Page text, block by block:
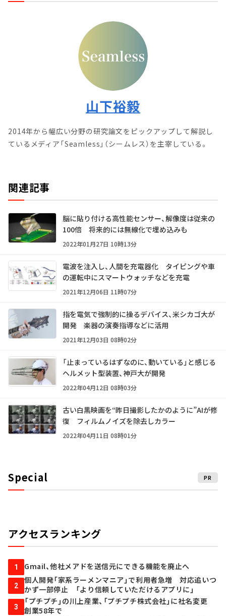
山下裕毅
2014年から幅広い分野の研究論文をピックアップして解説し
ているメディア「Seamless」（シームレス）を主宰している。
関連記事
脳に貼り付ける高性能センサー、解像度は従来の
100倍 将来的には無線化で埋め込みも
2022年01月27日 10時13分
電波を注入し、人間を充電器化 タイピングや車
の運転中にスマートウォッチなどを充電
2021年12月06日 11時07分
指を電気で強制的に操るデバイス、米シカゴ大が
開発 楽器の演奏指導などに活用
2021年12月03日 08時02分
「止まっているはずなのに、動いている」と感じる
ヘルメット型装置、神戸大が開発
2022年04月12日 08時03分
古い白黒映画を“昨日撮影したかのように”AIが修
復 フィルムノイズを除去しカラー
2022年04月11日 08時01分
Special PR
アクセスランキング
1 Gmail、他社メアドを送信元にできる機能を廃止へ
2
個人開発「家系ラーメンマニア」で利用者急増 対応追いつ
かず一部停止 「より信頼していただけるアプリに」
3
「プチプチ」の川上産業、「プチプチ株式会社」に社名変更
創業58年で